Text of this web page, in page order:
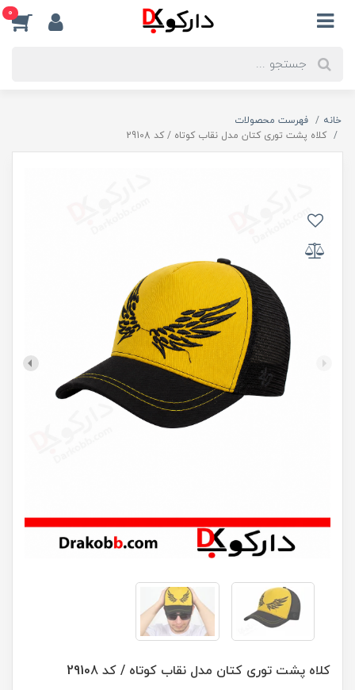
0
خانه
فهرست محصولات
کلاه پشت توری کتان مدل نقاب کوتاه / کد 29108
کلاه پشت توری کتان مدل نقاب کوتاه / کد 29108